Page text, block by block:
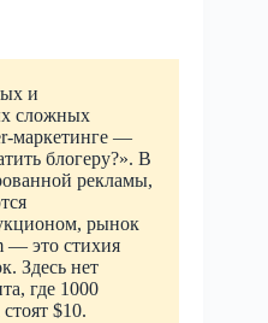
и
сложных
маркетинге —
блогеру?». В
рекламы,
рынок
— это стихия
Здесь нет
где 1000
$10.